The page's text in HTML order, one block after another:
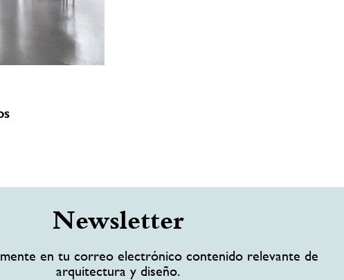
Newsletter
en tu correo electrónico contenido relevante de
arquitectura y diseño.